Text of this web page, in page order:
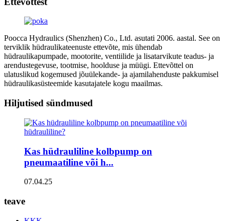
Poocca Hydraulics (Shenzhen) Co., Ltd. asutati 2006. aastal. See on
terviklik hüdraulikateenuste ettevõte, mis ühendab
hüdraulikapumpade, mootorite, ventiilide ja lisatarvikute teadus- ja
arendustegevuse, tootmise, hoolduse ja müügi. Ettevõttel on
ulatuslikud kogemused jõuülekande- ja ajamilahenduste pakkumisel
hüdraulikasüsteemide kasutajatele kogu maailmas.
Hiljutised sündmused
Kas hüdrauliline kolbpump on
pneumaatiline või h...
07.04.25
teave